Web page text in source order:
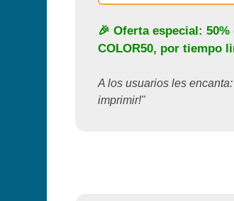
🎉 Oferta especial:
COLOR50, por tiempo
A los usuarios les
imprimir!"